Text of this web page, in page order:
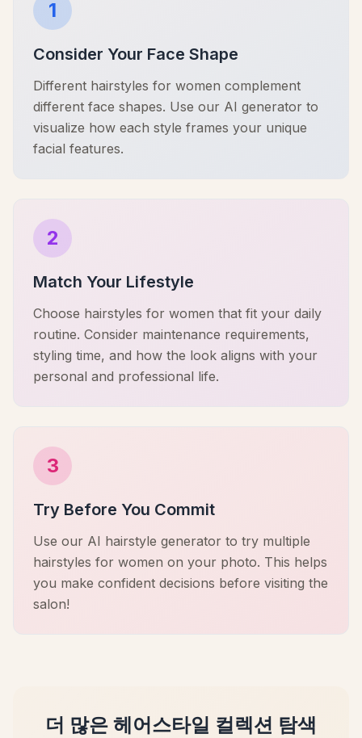
1
Consider Your Face Shape
Different hairstyles for women complement
different face shapes. Use our AI generator to
visualize how each style frames your unique
facial features.
2
Match Your Lifestyle
Choose hairstyles for women that fit your daily
routine. Consider maintenance requirements,
styling time, and how the look aligns with your
personal and professional life.
3
Try Before You Commit
Use our AI hairstyle generator to try multiple
hairstyles for women on your photo. This helps
you make confident decisions before visiting the
salon!
더 많은 헤어스타일 컬렉션 탐색